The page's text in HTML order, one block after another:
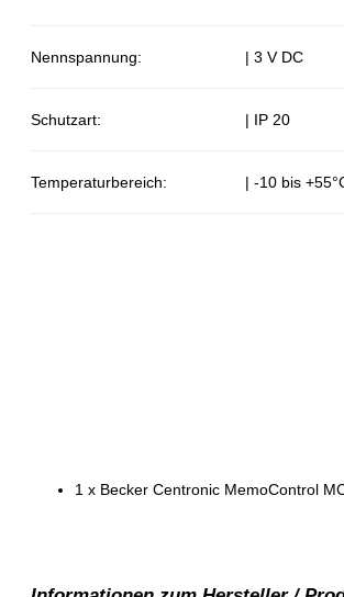
Nennspannung: | 3 V DC
Schutzart: | IP 20
Temperaturbereich: | -10 bis
1 x Becker Centronic MemoControl